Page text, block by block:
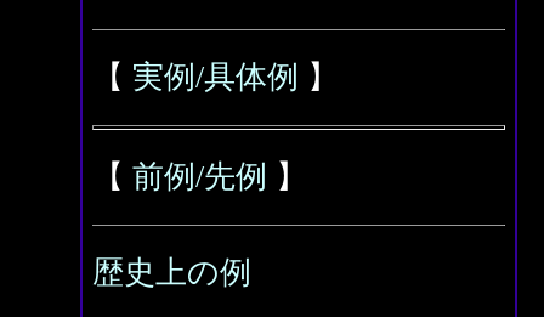
【 実例/具体例 】
【 前例/先例 】
歴史上の例